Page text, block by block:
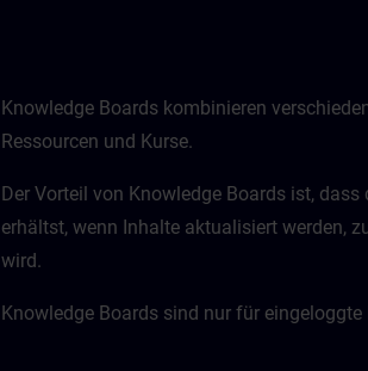
Knowledge Boards kombinieren
Ressourcen und Kurse.
Der Vorteil von Knowledge Boards ist,
erhältst, wenn Inhalte aktualisiert werden,
wird.
Knowledge Boards sind nur für eingeloggte